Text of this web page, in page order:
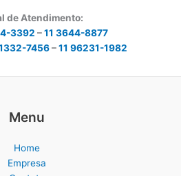
de Atendimento:
3392 –11 3644-8877
7456–11 96231-1982
Menu
Home
Empresa